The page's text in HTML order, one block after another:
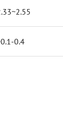
0.4